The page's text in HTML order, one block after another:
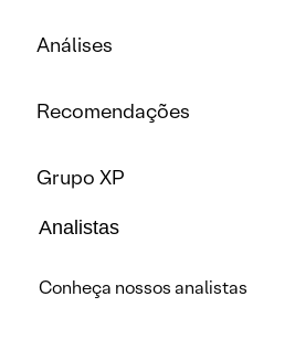
Análises
Recomendações
Grupo XP
Analistas
Conheça nossos analistas